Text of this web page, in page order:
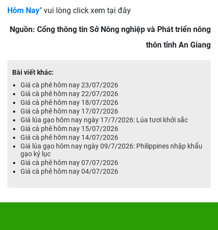
Hôm Nay" vui lòng click xem tại đây
Nguồn: Cổng thông tin Sở Nông nghiệp và Phát triển nông
thôn tỉnh An Giang
Bài viết khác:
Giá cà phê hôm nay 23/07/2026
Giá cà phê hôm nay 22/07/2026
Giá cà phê hôm nay 18/07/2026
Giá cà phê hôm nay 17/07/2026
Giá lúa gạo hôm nay ngày 17/7/2026: Lúa tươi khởi sắc
Giá cà phê hôm nay 15/07/2026
Giá cà phê hôm nay 14/07/2026
Giá lúa gạo hôm nay ngày 09/7/2026: Philippines nhập khẩu
gạo kỷ lục
Giá cà phê hôm nay 07/07/2026
Giá cà phê hôm nay 04/07/2026